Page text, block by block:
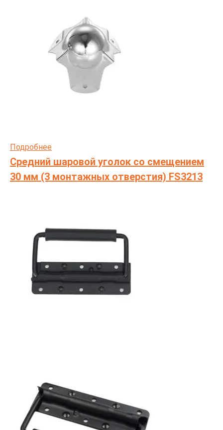
Подробнее
Средний шаровой уголок со смещением
30 мм (3 монтажных отверстия) FS3213